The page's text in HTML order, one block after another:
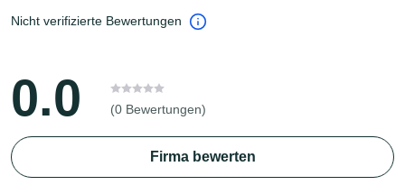
Nicht verifizierte Bewertungen
0.0 (0 Bewertungen)
Firma bewerten